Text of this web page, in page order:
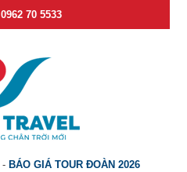
0962 70 5533
- BÁO GIÁ TOUR ĐOÀN 2026